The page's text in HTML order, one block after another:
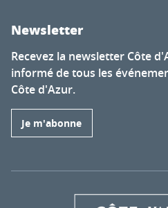
Newsletter
Recevez la newsletter Côte
informé de tous les
Côte d'Azur.
Je m'abonne